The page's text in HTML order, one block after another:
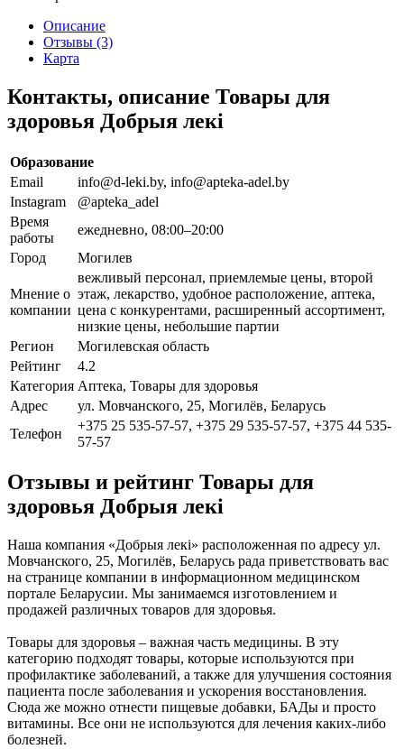
Описание
Отзывы (3)
Карта
Контакты, описание Товары для
здоровья Добрыя лекi
Образование
Email
info@d-leki.by, info@apteka-adel.by
Instagram
@apteka_adel
Время
работы
ежедневно, 08:00–20:00
Город
Могилев
Мнение о
компании
вежливый персонал, приемлемые цены, второй
этаж, лекарство, удобное расположение, аптека,
цена с конкурентами, расширенный ассортимент,
низкие цены, небольшие партии
Регион
Могилевская область
Рейтинг
4.2
Категория Аптека, Товары для здоровья
Адрес
ул. Мовчанского, 25, Могилёв, Беларусь
Телефон
+375 25 535-57-57, +375 29 535-57-57, +375 44 535-
57-57
Отзывы и рейтинг Товары для
здоровья Добрыя лекi
Наша компания «Добрыя лекi» расположенная по адресу ул.
Мовчанского, 25, Могилёв, Беларусь рада приветствовать вас
на странице компании в информационном медицинском
портале Беларусии. Мы занимаемся изготовлением и
продажей различных товаров для здоровья.
Товары для здоровья – важная часть медицины. В эту
категорию подходят товары, которые используются при
профилактике заболеваний, а также для улучшения состояния
пациента после заболевания и ускорения восстановления.
Сюда же можно отнести пищевые добавки, БАДы и просто
витамины. Все они не используются для лечения каких-либо
болезней.